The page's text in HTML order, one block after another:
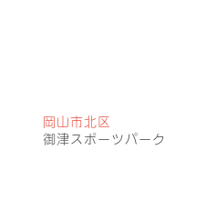
岡山市北区
御津スポーツパーク